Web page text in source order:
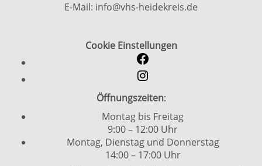
E-Mail: info@vhs-heidekreis.de
Cookie Einstellungen
Öffnungszeiten:
Montag bis Freitag
9:00 – 12:00 Uhr
Montag, Dienstag und Donnerstag
14:00 – 17:00 Uhr